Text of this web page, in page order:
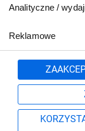
Analityczne /
Reklamowe